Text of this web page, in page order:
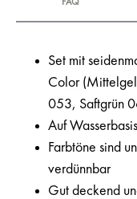
FAQ
Set mit
Color
053, Saftgrün
Auf
Farbtöne sind
verdünnbar
Gut deckend